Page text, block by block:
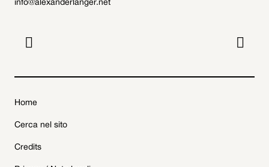
info@alexanderlanger.net
 
Home
Cerca nel sito
Credits